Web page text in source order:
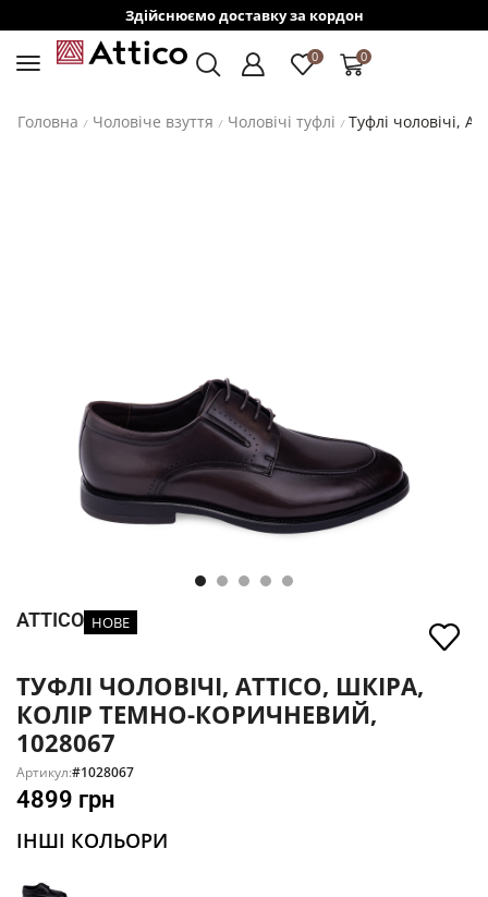
Здійснюємо доставку за кордон
0 0
Головна / Чоловіче взуття / Чоловічі туфлі / Туфлі чоловічі,
ATTICO НОВЕ
ТУФЛІ ЧОЛОВІЧІ, ATTICO, ШКІРА,
КОЛІР ТЕМНО-КОРИЧНЕВИЙ,
1028067
Артикул:#1028067
4899 грн
ІНШІ КОЛЬОРИ